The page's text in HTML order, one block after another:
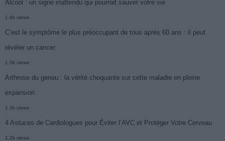
Alcool : un signe inattendu qui pourrait sauver votre vie
1.4k views
C’est le symptôme le plus préoccupant de tous après 60 ans : il peut
révéler un cancer
1.3k views
Arthrose du genou : la vérité choquante sur cette maladie en pleine
expansion
1.3k views
4 Astuces de Cardiologues pour Éviter l’AVC et Protéger Votre Cerveau
1.2k views